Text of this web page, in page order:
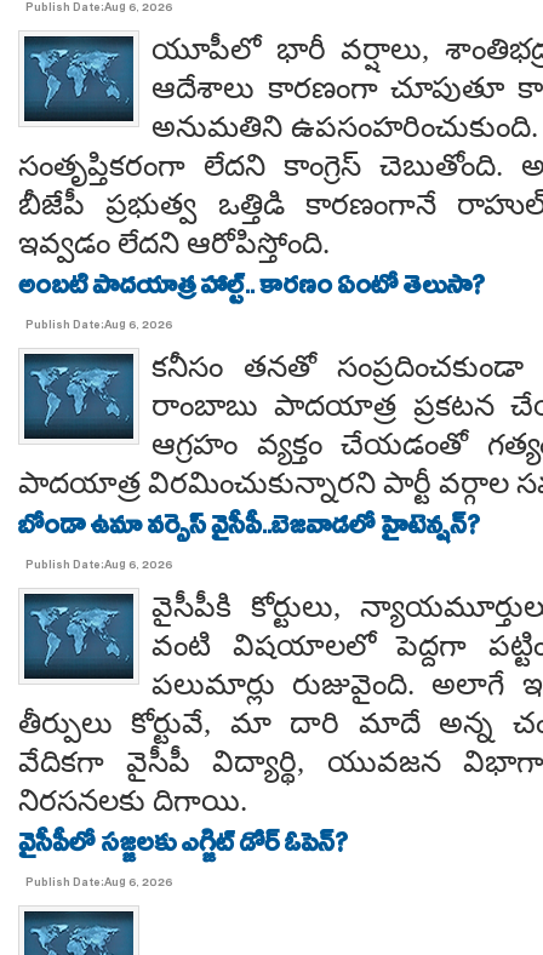
Publish Date:Aug 6, 2026
యూపీలో భారీ వర్షాలు,
ఆదేశాలు కారణంగా చూపుతూ
అనుమతిని
సంతృప్తికరంగా లేదని కాంగ్రెస్ చెబుతోంది.
బీజేపీ ప్రభుత్వ ఒత్తిడి కారణంగానే
ఇవ్వడం లేదని ఆరోపిస్తోంది.
అంబటి పాదయాత్ర హాల్ట్.. కారణం ఏంటో తెలుసా?
Publish Date:Aug 6, 2026
కనీసం తనతో సంప్రదించకుండా
రాంబాబు పాదయాత్ర ప్రకటన
ఆగ్రహం వ్యక్తం చేయడంతో
పాదయాత్ర విరమించుకున్నారని పార్టీ వర్గాల
బోండా ఉమా వర్సెస్ వైసీపీ..బెజవాడలో హైటెన్షన్?
Publish Date:Aug 6, 2026
వైసీపీకి కోర్టులు,
వంటి విషయాలలో పెద్దగా
పలుమార్లు రుజువైంది. అలాగే
తీర్పులు కోర్టువే, మా దారి మాదే అన్న
వేదికగా వైసీపీ విద్యార్థి, యువజన
నిరసనలకు దిగాయి.
వైసీపీలో సజ్జలకు ఎగ్జిట్ డోర్ ఓపెన్?
Publish Date:Aug 6, 2026